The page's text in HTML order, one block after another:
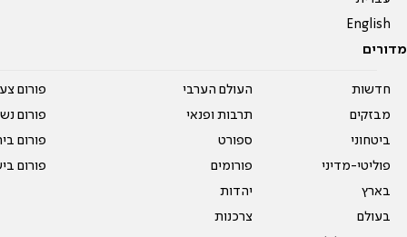
English
מדורים
חדשות
מבזקים
ביטחוני
פוליטי-מדיני
בארץ
בעולם
העולם הערבי
תרבות ופנאי
ספורט
פורומים
יהדות
צרכנות
פורום
פורום
פורום
פורום